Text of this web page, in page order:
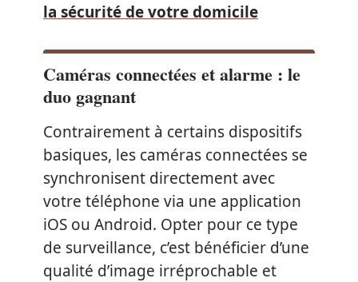
la sécurité de votre domicile
Caméras connectées et alarme : le
duo gagnant
Contrairement à certains dispositifs
basiques, les caméras connectées se
synchronisent directement avec
votre téléphone via une application
iOS ou Android. Opter pour ce type
de surveillance, c’est bénéficier d’une
qualité d’image irréprochable et